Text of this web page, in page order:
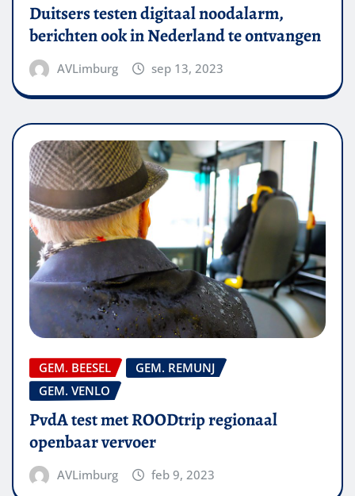
Duitsers testen digitaal noodalarm,
berichten ook in Nederland te ontvangen
AVLimburg sep 13, 2023
GEM. BEESEL
GEM. REMUNJ
GEM. VENLO
PvdA test met ROODtrip regionaal
openbaar vervoer
AVLimburg feb 9, 2023